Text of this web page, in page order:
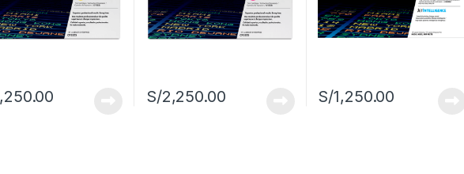
S/2,250.00 S/1,250.00